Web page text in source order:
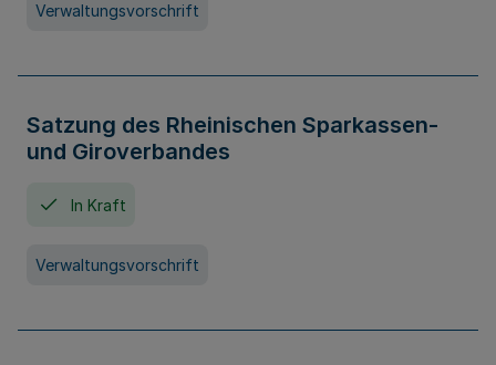
Verwaltungsvorschrift
Satzung des Rheinischen Sparkassen-
und Giroverbandes
In Kraft
Verwaltungsvorschrift